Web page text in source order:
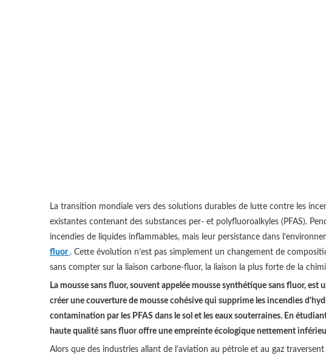
La transition mondiale vers des solutions durables de lutte contre les
existantes contenant des substances per- et polyfluoroalkyles (PFAS).
incendies de liquides inflammables, mais leur persistance dans
fluor . Cette évolution n’est pas simplement un changement de
sans compter sur la liaison carbone-fluor, la liaison la plus forte de la
La mousse sans fluor, souvent appelée mousse synthétique sans fluor,
créer une couverture de mousse cohésive qui supprime les incendies
contamination par les PFAS dans le sol et les eaux souterraines. En
haute qualité sans fluor offre une empreinte écologique nettement
Alors que des industries allant de l’aviation au pétrole et au gaz